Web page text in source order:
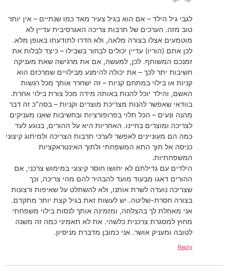
לגבי גיל הילד – אם הוא בגיל צעיר מאד כמו שנתיים – אין יותר
טוב מזה. הערכים של תרבות צריכה האגרסיבית עדיין לא
מוטמעים אצלו בצורה מלאה, ולא חדרו לתודעתו באופן מלא.
לכן אתם (הוריו) עדיין יכולים לבחור בשבילו – כיצד לבלות את
זמנכם המשותף. לכן, למעשה, אם את מרגישה שאת מעניקה
חשיבות יתר לכך – את יכולה להימנע מבילויים שמרכזם הוא
קניות או בילוי במתחם קניות – זה ישחרר אותך מכל רגשות
האשם, והילד יוכל להנות באותה מידה מכל צורת בילוי אחרת.
בוודאי שאפשר להנות מצריכת מוצרים וקניות – בסה"כ זה דבר
מהנה ונעים – הכל תלוי בפרופורציות ובחשיבות שאנו מעניקים
לצריכה ומוצרים בחיינו. האחריות היא על ההורים, בנוגע לעד
כמה הם מעוניינים לאפשר לערכי תרבות הצריכה ולמיתוג קיצוני
כניסה אל תוך התא המשפחתי ולתוך האינטראקציות
המשפחתיות.
הילדים עם גדילתם לא יחושו חוסר קיצוני במימוש צרכני, אם
ההורים דאגו מבעוד מועד להבהיר להם מהי צריכה, וכך
שצריכה נועדה לשרת אותנו, ולא להשתלט על שאיפות ורצונות
בצורה חסרת-שליטה. יש לעשות זאת בגיל קצת יותר מתקדם.
אני מאחלת לך בהצלחה, ומזמינה אותך לנסות בילוי משפחתי
מחוץ למסגרת צרכנית כלשהי. את לא תאמיני כמה זה משנה
לטובה ומעניק אושר. אני כמובן מדברת מניסיון.
Reply